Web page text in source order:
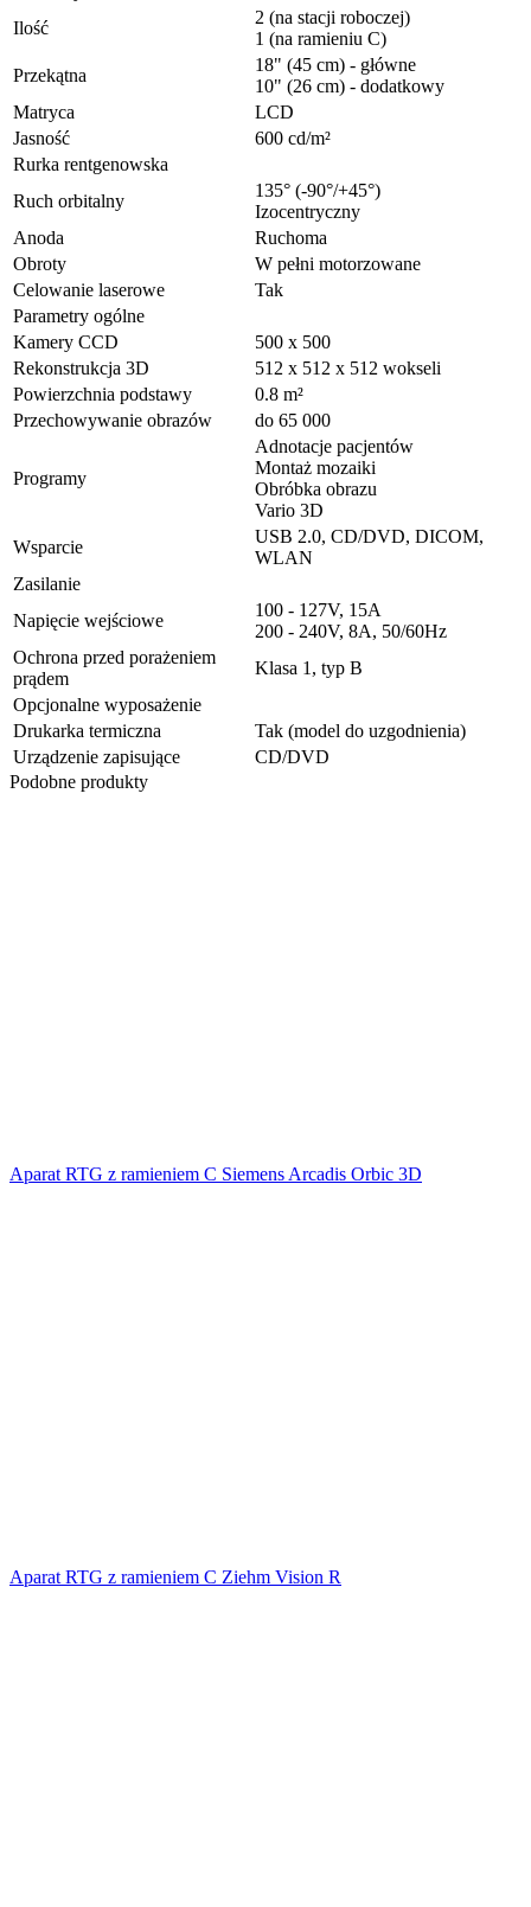
Ilość
2 (na stacji roboczej)
1 (na ramieniu C)
Przekątna
18" (45 cm) - główne
10" (26 cm) - dodatkowy
Matryca
LCD
Jasność
600 cd/m²
Rurka rentgenowska
Ruch orbitalny
135° (-90°/+45°)
Izocentryczny
Anoda
Ruchoma
Obroty
W pełni motorzowane
Celowanie laserowe
Tak
Parametry ogólne
Kamery CCD
500 x 500
Rekonstrukcja 3D
512 x 512 x 512 wokseli
Powierzchnia podstawy
0.8 m²
Przechowywanie obrazów
do 65 000
Programy
Adnotacje pacjentów
Montaż mozaiki
Obróbka obrazu
Vario 3D
Wsparcie
USB 2.0, CD/DVD, DICOM,
WLAN
Zasilanie
Napięcie wejściowe
100 - 127V, 15A
200 - 240V, 8A, 50/60Hz
Ochrona przed porażeniem
prądem
Klasa 1, typ B
Opcjonalne wyposażenie
Drukarka termiczna
Tak (model do uzgodnienia)
Urządzenie zapisujące
CD/DVD
Podobne produkty
Aparat RTG z ramieniem C Siemens Arcadis Orbic 3D
Aparat RTG z ramieniem C Ziehm Vision R